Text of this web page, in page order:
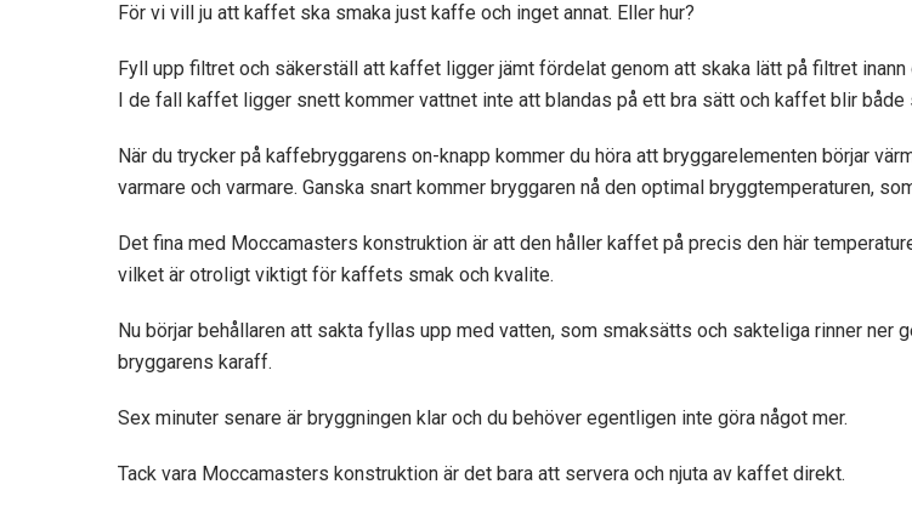
För vi vill ju att kaffet ska smaka just kaffe och inget annat. Eller hur?
Fyll upp filtret och säkerställ att kaffet ligger jämt fördelat genom att skaka lätt på filtret inann
I de fall kaffet ligger snett kommer vattnet inte att blandas på ett bra sätt och kaffet blir både
När du trycker på kaffebryggarens on-knapp kommer du höra att bryggarelementen börjar
varmare och varmare. Ganska snart kommer bryggaren nå den optimal bryggtemperaturen,
Det fina med Moccamasters konstruktion är att den håller kaffet på precis den här
vilket är otroligt viktigt för kaffets smak och kvalite.
Nu börjar behållaren att sakta fyllas upp med vatten, som smaksätts och sakteliga rinner ner
bryggarens karaff.
Sex minuter senare är bryggningen klar och du behöver egentligen inte göra något mer.
Tack vara Moccamasters konstruktion är det bara att servera och njuta av kaffet direkt.